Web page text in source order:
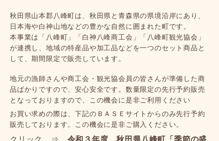
秋田県山本郡八峰町は、秋田県と青森県の県境沿岸にあり、
日本海や白神山地などの豊かな自然に囲まれた町です。
本事業は「八峰町」「白神八峰商工会」「八峰町観光協会」
が連携し、地域の特産品や加工品などを一つのセット商品と
して、期間限定で販売しています。
地元の漁師さんや商工会・観光協会員の皆さんが準備した商
品ばかりですので、安心安全です。数量限定の先行予約販売
となっておりますので、この機会に是非ご利用ください
お買い求めの際は、下記のＢＡＳＥサイトからのみ先行予約
販売しております。この機会に是非ご購入ください。
クリック ⇒ 令和３年度 秋田県八峰町「季節の盛